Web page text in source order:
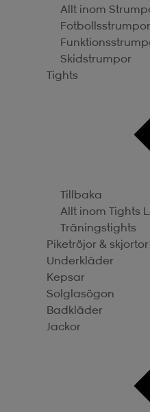
Allt inom
Fotbollsstrumpor
Skidstrumpor
Tights
Tillbaka
Allt inom Tights
Träningstights
Piketröjor & skjortor
Underkläder
Kepsar
Solglasögon
Badkläder
Jackor